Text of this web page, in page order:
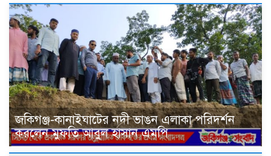
জকিগঞ্জ-কানাইঘাটের নদী ভাঙন এলাকা পরিদর্শন
করলেন মুফতি আবুল হাসান এমপি